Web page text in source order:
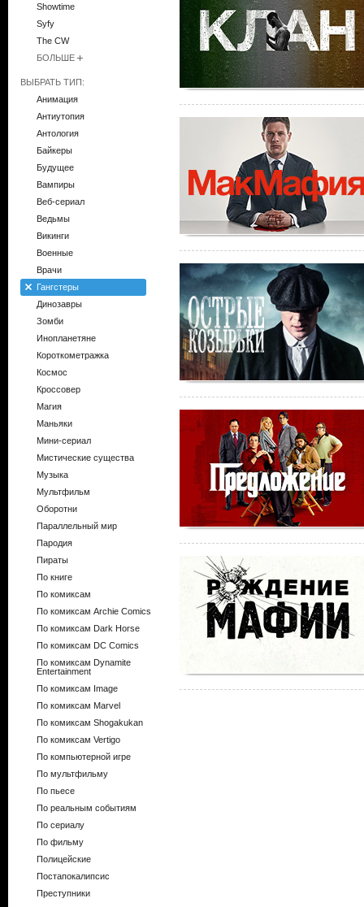
Showtime
Syfy
The CW
БОЛЬШЕ
ВЫБРАТЬ ТИП:
Анимация
Антиутопия
Антология
Байкеры
Будущее
Вампиры
Веб-сериал
Ведьмы
Викинги
Военные
Врачи
Гангстеры
Динозавры
Зомби
Инопланетяне
Короткометражка
Космос
Кроссовер
Магия
Маньяки
Мини-сериал
Мистические существа
Музыка
Мультфильм
Оборотни
Параллельный мир
Пародия
Пираты
По книге
По комиксам
По комиксам Archie Comics
По комиксам Dark Horse
По комиксам DC Comics
По комиксам Dynamite
Entertainment
По комиксам Image
По комиксам Marvel
По комиксам Shogakukan
По комиксам Vertigo
По компьютерной игре
По мультфильму
По пьесе
По реальным событиям
По сериалу
По фильму
Полицейские
Постапокалипсис
Преступники